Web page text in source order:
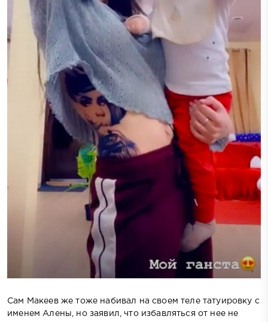
Сам Макеев же тоже набивал на своем теле татуировку с
именем Алены, но заявил, что избавляться от нее не